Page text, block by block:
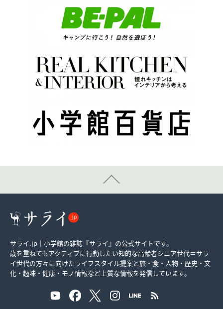
サライ.jp｜小学館の雑誌『サライ』の公式サイトです。
歳を重ねてもアクティブに行動したい知的な高齢者シニア世代＝サラ
イ世代の方々に向けたライフスタイル提案と旅・食・人物・歴史・文
化・趣味・健康・モノ情報など上質な情報を発信しています。